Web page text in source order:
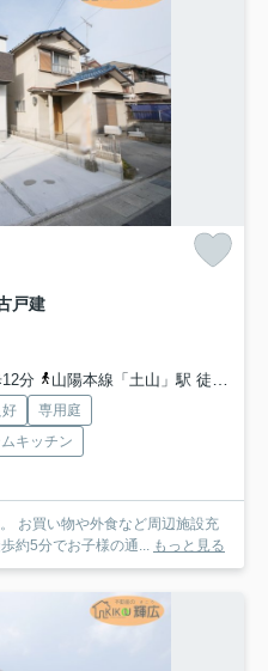
戸建
分
山陽本線「土山」駅 徒歩37分
専用庭
キッチン
お買い物や外食など周辺施設充
約5分でお子様の通... もっと見る